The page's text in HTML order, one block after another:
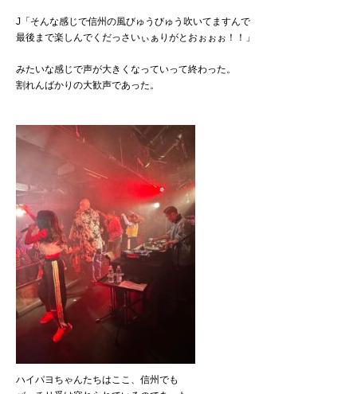
J「そんな感じで信州の風びゅうびゅう吹いてますんで
最後まで楽しんでくだっさいぃぁりがとおぉぉぉ！！」
みたいな感じで声が大きくなっていって終わった。
割れんばかりの大歓声であった。
ハイパヨちゃんたちはここ、信州でも